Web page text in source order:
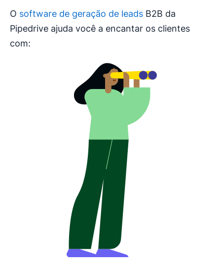
O software de geração de leads B2B da
Pipedrive ajuda você a encantar os clientes
com: